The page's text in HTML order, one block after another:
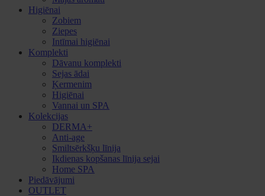
Higiēnai
Zobiem
Ziepes
Intīmai higiēnai
Komplekti
Dāvanu komplekti
Sejas ādai
Ķermenim
Higiēnai
Vannai un SPA
Kolekcijas
DERMA+
Anti-age
Smiltsērkšķu līnija
Ikdienas kopšanas līnija sejai
Home SPA
Piedāvājumi
OUTLET